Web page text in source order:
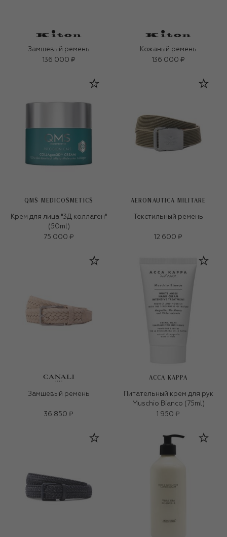
Замшевый ремень
136 000 ₽
Кожаный ремень
136 000 ₽
QMS MEDICOSMETICS
Крем для лица "3Д коллаген"
(50ml)
75 000 ₽
AERONAUTICA MILITARE
Текстильный ремень
12 600 ₽
Замшевый ремень
36 850 ₽
ACCA KAPPA
Питательный крем для рук
Muschio Bianco (75ml)
1 950 ₽